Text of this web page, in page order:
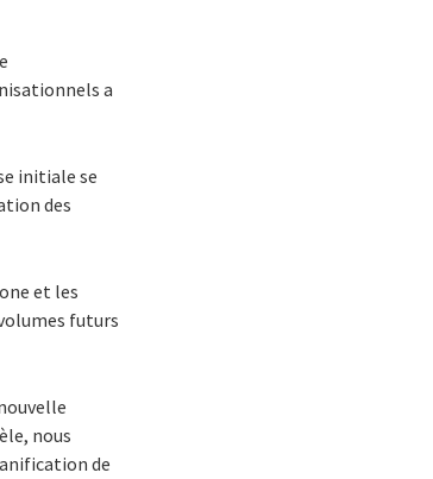
a
initiale se
des
et les
futurs
nous
de